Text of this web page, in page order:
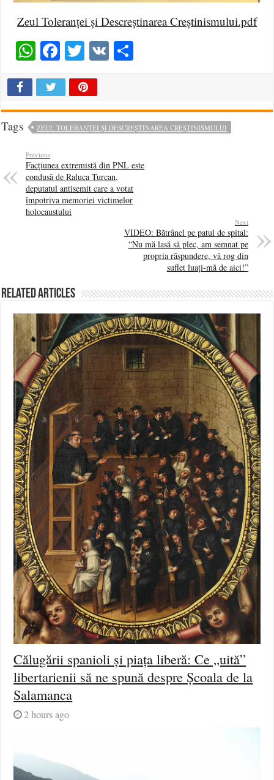
Zeul Toleranței și Descreștinarea Creștinismului.pdf
WhatsApp
Facebook
Twitter
VK
Tags ZEUL TOLERANȚEI ȘI DESCREȘTINAREA CREȘTINISMULUI
Previous
Facțiunea extremistă din PNL este
condusă de Raluca Turcan,
deputatul antisemit care a votat
împotriva memoriei victimelor
holocaustului
Next
VIDEO: Bătrânel pe patul de spital:
“Nu mă lasă să plec, am semnat pe
propria răspundere, vă rog din
suflet luați-mă de aici!”
Related Articles
Călugării spanioli și piața liberă: Ce „uită”
libertarienii să ne spună despre Școala de la
Salamanca
2 hours ago